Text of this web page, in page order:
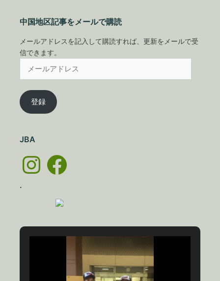
中国地区記事をメールで購読
メールアドレスを記入して購読すれば、更新をメールで受
信できます。
ア
ド
登録
JBA
InstagramFacebook
.